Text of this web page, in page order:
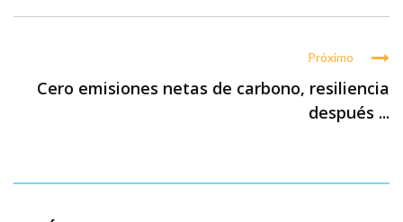
Próximo
Cero emisiones netas de carbono, resiliencia
después ...